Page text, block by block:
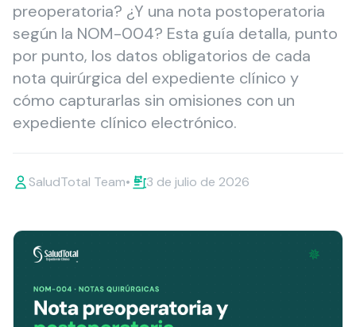
preoperatoria? ¿Y una nota postoperatoria
según la NOM-004? Esta guía detalla, punto
por punto, los datos obligatorios de cada
nota quirúrgica del expediente clínico y
cómo capturarlas sin omisiones con un
expediente clínico electrónico.
SaludTotal Team• 3 de julio de 2026